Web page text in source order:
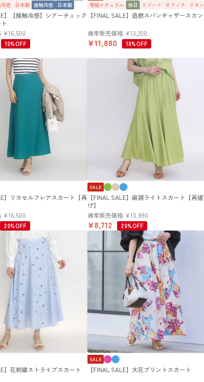
】【接触冷感】シアーチェック
感 日本製 接触冷感 日本製
¥16,500
10%OFF
【FINAL SALE】追撚スパンギャザースカ
骨格ナチュラル 休日 リゾート オフィス リネン
通常販売価格 ¥13,200
¥11,880 10%OFF
】リヨセルフレアスカート【再
¥16,500
20%OFF
【FINAL SALE】麻調ライトスカート【再
げ】
SALE
通常販売価格 ¥10,890
¥8,712 20%OFF
】花刺繍ストライプスカート 【FINAL SALE】大花プリントスカート
SALE